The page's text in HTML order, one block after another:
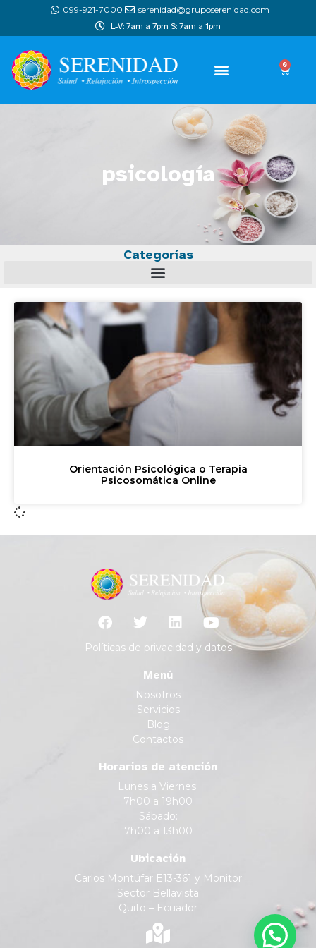
099-921-7000 serenidad@gruposerenidad.com
L-V: 7am a 7pm S: 7am a 1pm
0
psicología
Categorías
Orientación Psicológica o Terapia
Psicosomática Online
Políticas de privacidad y datos
Menú
Nosotros
Servicios
Blog
Contactos
Horarios de atención
Lunes a Viernes:
7h00 a 19h00
Sábado:
7h00 a 13h00
Ubicación
Carlos Montúfar E13-361 y Monitor
Sector Bellavista
Quito – Ecuador